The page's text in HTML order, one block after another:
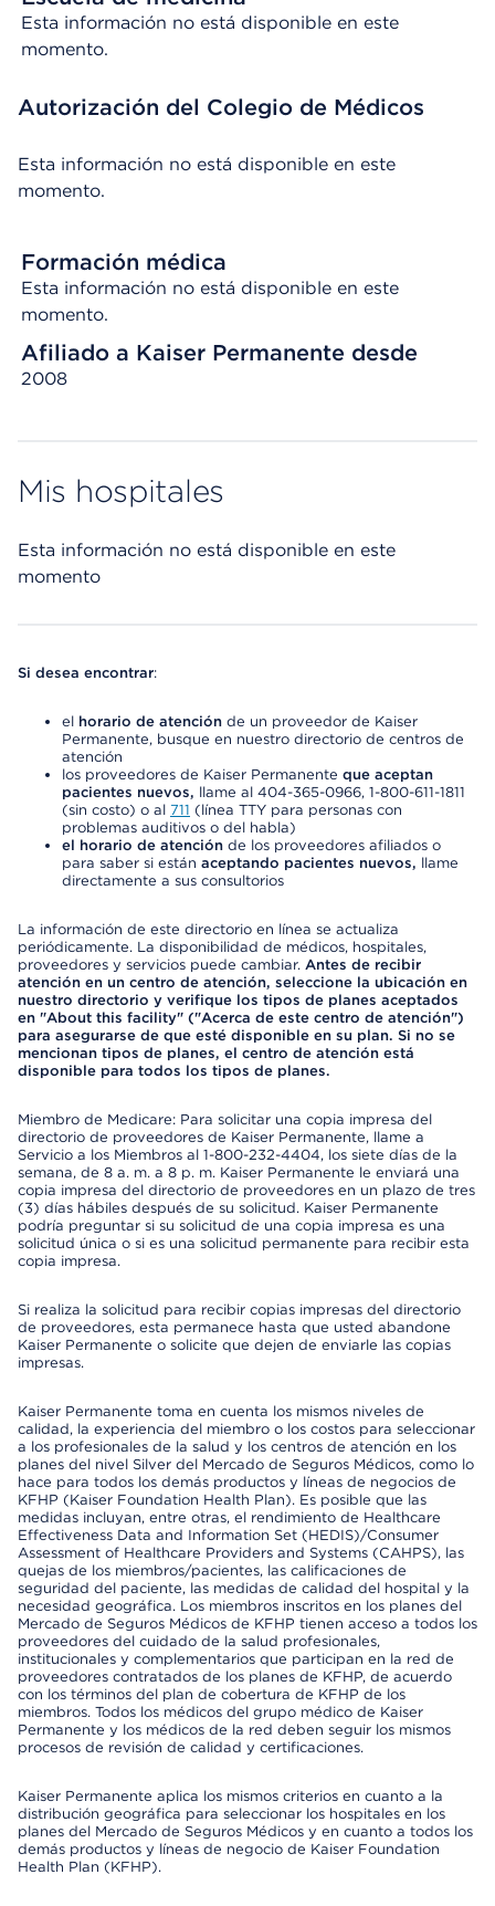
Esta información no está disponible en este
momento.
Autorización del Colegio de Médicos
Esta información no está disponible en este
momento.
Formación médica
Esta información no está disponible en este
momento.
Afiliado a Kaiser Permanente desde
2008
Mis hospitales
Esta información no está disponible en este
momento
Si desea encontrar:
el horario de atención de un proveedor de Kaiser
Permanente, busque en nuestro directorio de centros de
atención
los proveedores de Kaiser Permanente que aceptan
pacientes nuevos, llame al 404-365-0966, 1-800-611-1811
(sin costo) o al 711 (línea TTY para personas con
problemas auditivos o del habla)
el horario de atención de los proveedores afiliados o
para saber si están aceptando pacientes nuevos, llame
directamente a sus consultorios
La información de este directorio en línea se actualiza
periódicamente. La disponibilidad de médicos, hospitales,
proveedores y servicios puede cambiar. Antes de recibir
atención en un centro de atención, seleccione la ubicación en
nuestro directorio y verifique los tipos de planes aceptados
en "About this facility" ("Acerca de este centro de atención")
para asegurarse de que esté disponible en su plan. Si no se
mencionan tipos de planes, el centro de atención está
disponible para todos los tipos de planes.
Miembro de Medicare: Para solicitar una copia impresa del
directorio de proveedores de Kaiser Permanente, llame a
Servicio a los Miembros al 1-800-232-4404, los siete días de la
semana, de 8 a. m. a 8 p. m. Kaiser Permanente le enviará una
copia impresa del directorio de proveedores en un plazo de tres
(3) días hábiles después de su solicitud. Kaiser Permanente
podría preguntar si su solicitud de una copia impresa es una
solicitud única o si es una solicitud permanente para recibir esta
copia impresa.
Si realiza la solicitud para recibir copias impresas del directorio
de proveedores, esta permanece hasta que usted abandone
Kaiser Permanente o solicite que dejen de enviarle las copias
impresas.
Kaiser Permanente toma en cuenta los mismos niveles de
calidad, la experiencia del miembro o los costos para seleccionar
a los profesionales de la salud y los centros de atención en los
planes del nivel Silver del Mercado de Seguros Médicos, como lo
hace para todos los demás productos y líneas de negocios de
KFHP (Kaiser Foundation Health Plan). Es posible que las
medidas incluyan, entre otras, el rendimiento de Healthcare
Effectiveness Data and Information Set (HEDIS)/Consumer
Assessment of Healthcare Providers and Systems (CAHPS), las
quejas de los miembros/pacientes, las calificaciones de
seguridad del paciente, las medidas de calidad del hospital y la
necesidad geográfica. Los miembros inscritos en los planes del
Mercado de Seguros Médicos de KFHP tienen acceso a todos los
proveedores del cuidado de la salud profesionales,
institucionales y complementarios que participan en la red de
proveedores contratados de los planes de KFHP, de acuerdo
con los términos del plan de cobertura de KFHP de los
miembros. Todos los médicos del grupo médico de Kaiser
Permanente y los médicos de la red deben seguir los mismos
procesos de revisión de calidad y certificaciones.
Kaiser Permanente aplica los mismos criterios en cuanto a la
distribución geográfica para seleccionar los hospitales en los
planes del Mercado de Seguros Médicos y en cuanto a todos los
demás productos y líneas de negocio de Kaiser Foundation
Health Plan (KFHP).